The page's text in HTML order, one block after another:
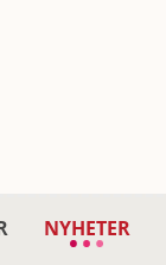
NYHETER